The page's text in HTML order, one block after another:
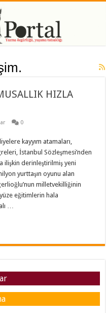
HIZLA
0
kayyım atamaları,
İstanbul Sözleşmesi’nden
ilişkin derinleştirilmiş yeni
yurttaşın oyunu alan
milletvekilliğinin
eğitimlerin hala
…